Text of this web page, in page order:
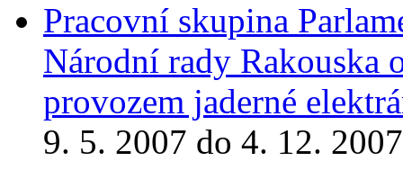
Pracovní skupina
Národní rady Rakouska
provozem jaderné
9. 5. 2007 do 4. 12. 2007